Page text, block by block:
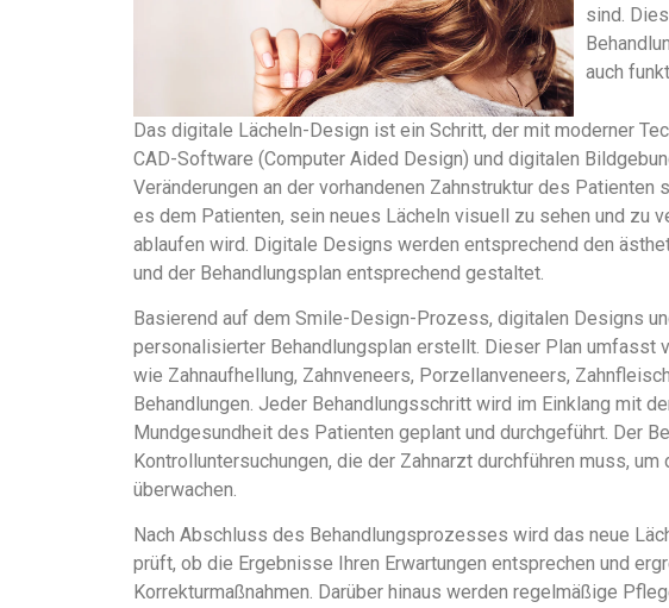
sind.
auch
Das digitale Lächeln-Design ist ein Schritt, der mit moderner
CAD-Software (Computer Aided Design) und digitalen
Veränderungen an der vorhandenen Zahnstruktur des
es dem Patienten, sein neues Lächeln visuell zu sehen und zu
ablaufen wird. Digitale Designs werden entsprechend den
und der Behandlungsplan entsprechend gestaltet.
Basierend auf dem Smile-Design-Prozess, digitalen Designs
personalisierter Behandlungsplan erstellt. Dieser Plan umfasst
wie Zahnaufhellung, Zahnveneers, Porzellanveneers,
Behandlungen. Jeder Behandlungsschritt wird im Einklang mit
Mundgesundheit des Patienten geplant und durchgeführt. Der
Kontrolluntersuchungen, die der Zahnarzt durchführen muss,
überwachen.
Nach Abschluss des Behandlungsprozesses wird das neue
prüft, ob die Ergebnisse Ihren Erwartungen entsprechen und
Korrekturmaßnahmen. Darüber hinaus werden regelmäßige